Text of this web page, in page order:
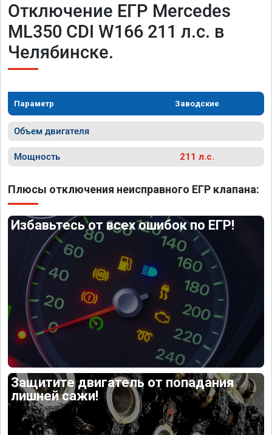
Отключение ЕГР Mercedes
ML350 CDI W166 211 л.с. в
Челябинске.
Параметр Заводские
Объем двигателя
Мощность 211 л.с.
Плюсы отключения неисправного ЕГР клапана:
Избавьтесь от всех ошибок по ЕГР!
Защитите двигатель от попадания
лишней сажи!